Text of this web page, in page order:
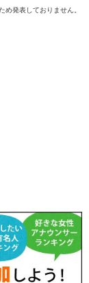
発表しておりません。